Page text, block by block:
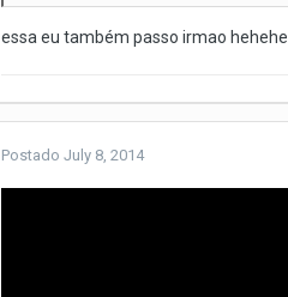
essa eu também passo irmao hehehe
Postado July 8, 2014